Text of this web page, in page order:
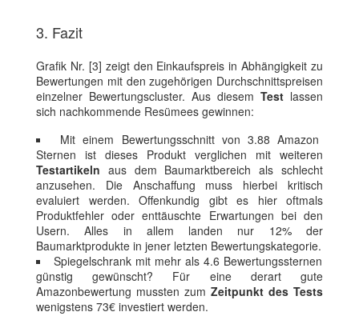
3. Fazit
Grafik Nr. [3] zeigt den Einkaufspreis in Abhängigkeit zu
Bewertungen mit den zugehörigen Durchschnittspreisen
einzelner Bewertungscluster. Aus diesem Test lassen
sich nachkommende Resümees gewinnen:
Mit einem Bewertungsschnitt von 3.88 Amazon
Sternen ist dieses Produkt verglichen mit weiteren
Testartikeln aus dem Baumarktbereich als schlecht
anzusehen. Die Anschaffung muss hierbei kritisch
evaluiert werden. Offenkundig gibt es hier oftmals
Produktfehler oder enttäuschte Erwartungen bei den
Usern. Alles in allem landen nur 12% der
Baumarktprodukte in jener letzten Bewertungskategorie.
Spiegelschrank mit mehr als 4.6 Bewertungssternen
günstig gewünscht? Für eine derart gute
Amazonbewertung mussten zum Zeitpunkt des Tests
wenigstens 73€ investiert werden.